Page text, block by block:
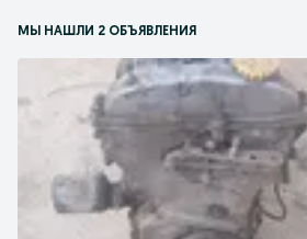
МЫ НАШЛИ 2 ОБЪЯВЛЕНИЯ